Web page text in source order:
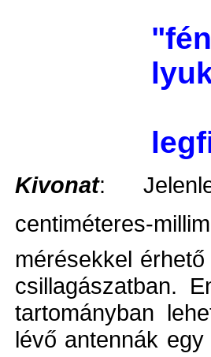
Kivonat:
centiméteres-
mérésekkel
csillagászatban.
tartományban
lévő antennák